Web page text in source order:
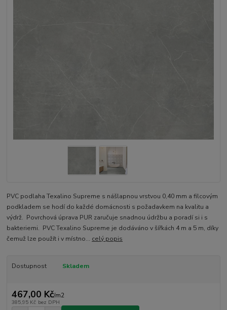
PVC podlaha Texalino Supreme s nášlapnou vrstvou 0,40 mm a filcovým
podkladem se hodí do každé domácnosti s požadavkem na kvalitu a
výdrž. Povrchová úprava PUR zaručuje snadnou údržbu a poradí si i s
bakteriemi. PVC Texalino Supreme je dodáváno v šířkách 4 m a 5 m, díky
čemuž lze použít i v místno... celý popis
Dostupnost Skladem
467,00 Kč/m2
385,95 Kč bez DPH